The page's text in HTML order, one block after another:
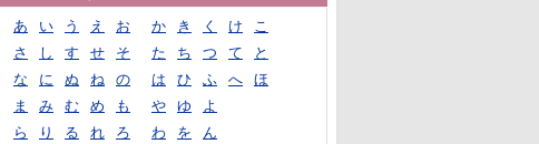
あ い う え お か き く け
こ
さ
し す せ そ た ち つ て
と
な
に ぬ ね の は ひ ふ へ
ほ
ま
み む め も や ゆ
よ
ら
り る れ ろ わ を
ん